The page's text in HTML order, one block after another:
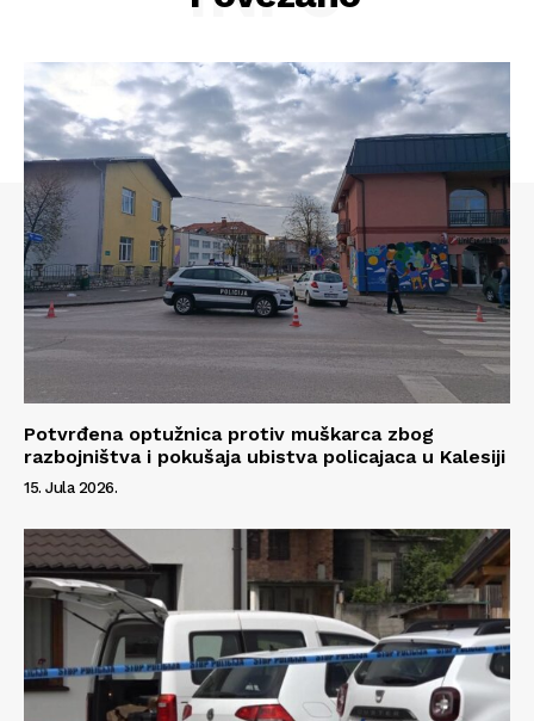
Info
Kontakt
Impressum
Potvrđena optužnica protiv muškarca zbog
razbojništva i pokušaja ubistva policajaca u Kalesiji
15. Jula 2026.